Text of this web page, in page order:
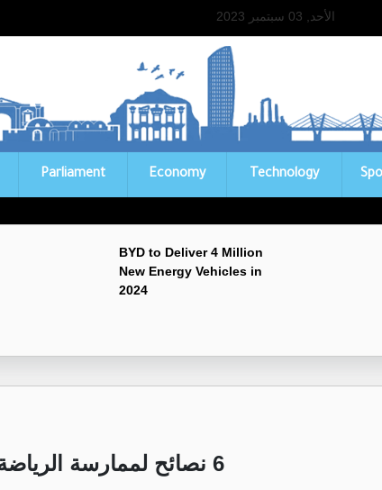
الأحد, 03 سبتمبر 2023
Parliament Economy Technology
BYD to Deliver 4 Million
New Energy Vehicles in
2024
6 نصائح لممارسة الرياضة.. سهلة التنفيذ في أي مكان